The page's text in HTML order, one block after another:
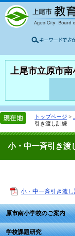
上尾市立原市南
トップページ >
引き渡し訓練
小・中一斉引き渡
小・中一斉引き渡
原市南小学校のご案内
学校課題研究